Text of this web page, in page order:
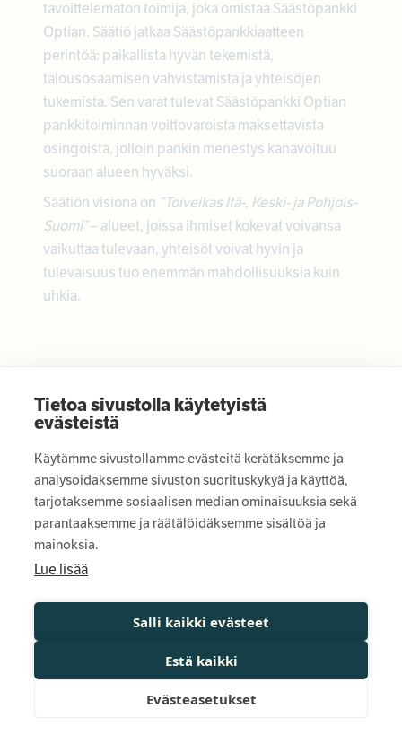
Tietoa sivustolla käytetyistä
evästeistä
Käytämme sivustollamme evästeitä kerätäksemme ja
analysoidaksemme sivuston suorituskykyä ja käyttöä,
tarjotaksemme sosiaalisen median ominaisuuksia sekä
parantaaksemme ja räätälöidäksemme sisältöä ja
mainoksia.
Lue lisää
Salli kaikki evästeet
Estä kaikki
Evästeasetukset
tavoittelematon toimija, joka omistaa Säästöpankki
Optian. Säätiö jatkaa Säästöpankkiaatteen
perintöä: paikallista hyvän tekemistä,
talousosaamisen vahvistamista ja yhteisöjen
tukemista. Sen varat tulevat Säästöpankki Optian
pankkitoiminnan voittovaroista maksettavista
osingoista, jolloin pankin menestys kanavoituu
suoraan alueen hyväksi.
Säätiön visiona on “Toiveikas Itä-, Keski- ja Pohjois-
Suomi”– alueet, joissa ihmiset kokevat voivansa
vaikuttaa tulevaan, yhteisöt voivat hyvin ja
tulevaisuus tuo enemmän mahdollisuuksia kuin
uhkia.